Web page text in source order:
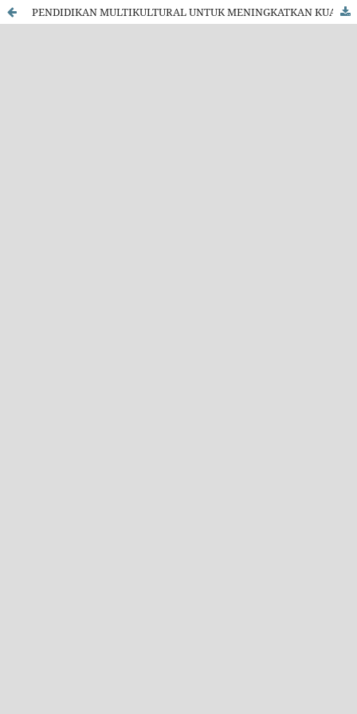
PENDIDIKAN MULTIKULTURAL UNTUK MENINGKATKAN KUALITAS PEMBELAJARAN IPS DI SEKOLAH DASAR